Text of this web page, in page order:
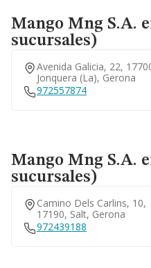
Mango Mng S.a.
sucursales)
Avenida Galicia, 22,
Jonquera (la), Gerona
972557874
Mango Mng S.a.
sucursales)
Camino Dels Carlins, 10,
17190, Salt, Gerona
972439188